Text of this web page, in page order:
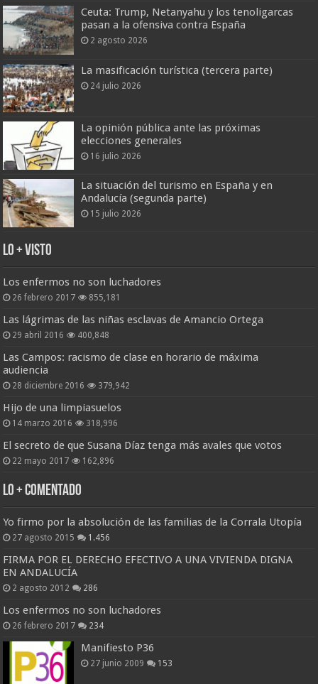
Ceuta: Trump, Netanyahu y los tenoligarcas
pasan a la ofensiva contra España
2 agosto 2026
La masificación turística (tercera parte)
24 julio 2026
La opinión pública ante las próximas
elecciones generales
16 julio 2026
La situación del turismo en España y en
Andalucía (segunda parte)
15 julio 2026
Lo + Visto
Los enfermos no son luchadores
26 febrero 2017 855,181
Las lágrimas de las niñas esclavas de Amancio Ortega
29 abril 2016 400,848
Las Campos: racismo de clase en horario de máxima
audiencia
28 diciembre 2016 379,942
Hijo de una limpiasuelos
14 marzo 2016 318,996
El secreto de que Susana Díaz tenga más avales que votos
22 mayo 2017 162,896
Lo + Comentado
Yo firmo por la absolución de las familias de la Corrala Utopía
27 agosto 2015 1.456
FIRMA POR EL DERECHO EFECTIVO A UNA VIVIENDA DIGNA
EN ANDALUCÍA
2 agosto 2012 286
Los enfermos no son luchadores
26 febrero 2017 234
Manifiesto P36
27 junio 2009 153